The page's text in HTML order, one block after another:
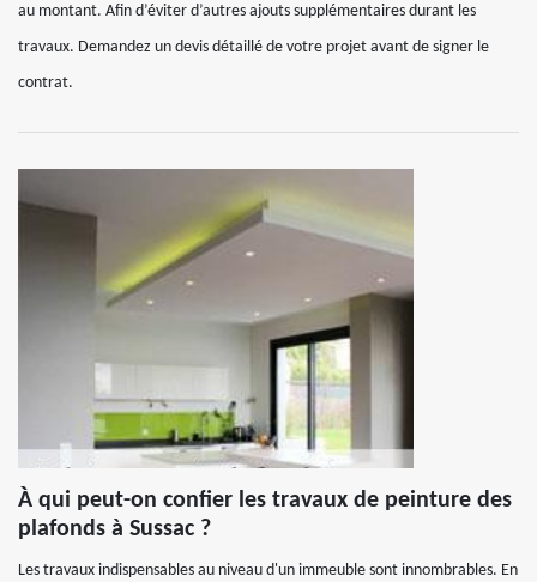
au montant. Afin d’éviter d’autres ajouts supplémentaires durant les
travaux. Demandez un devis détaillé de votre projet avant de signer le
contrat.
À qui peut-on confier les travaux de peinture des
plafonds à Sussac ?
Les travaux indispensables au niveau d'un immeuble sont innombrables. En